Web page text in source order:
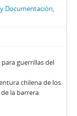
Documentación,
guerrillas del
chilena de los
la barrera